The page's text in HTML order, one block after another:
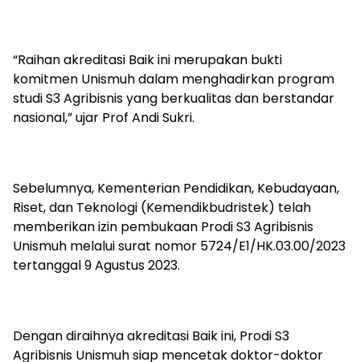
“Raihan akreditasi Baik ini merupakan bukti
komitmen Unismuh dalam menghadirkan program
studi S3 Agribisnis yang berkualitas dan berstandar
nasional,” ujar Prof Andi Sukri.
Sebelumnya, Kementerian Pendidikan, Kebudayaan,
Riset, dan Teknologi (Kemendikbudristek) telah
memberikan izin pembukaan Prodi S3 Agribisnis
Unismuh melalui surat nomor 5724/E1/HK.03.00/2023
tertanggal 9 Agustus 2023.
Dengan diraihnya akreditasi Baik ini, Prodi S3
Agribisnis Unismuh siap mencetak doktor-doktor